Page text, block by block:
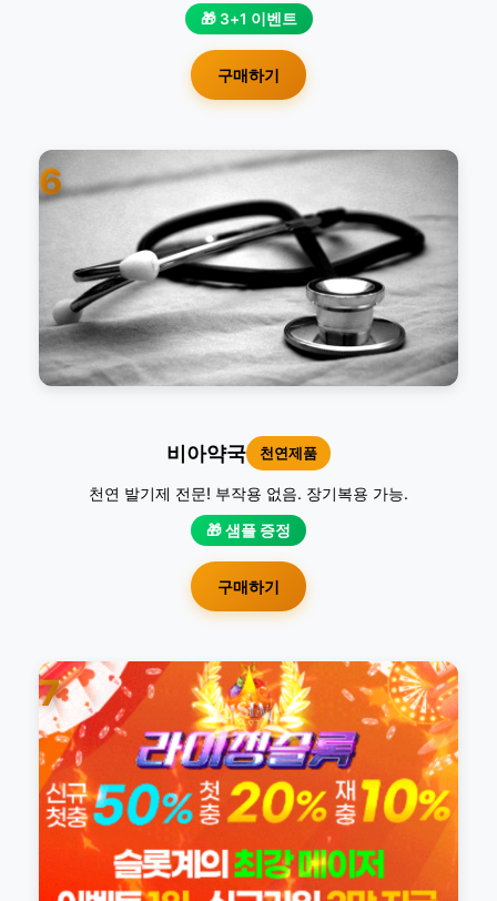
🎁 3+1 이벤트
구매하기
6
비아약국 천연제품
천연 발기제 전문! 부작용 없음. 장기복용 가능.
🎁 샘플 증정
구매하기
7